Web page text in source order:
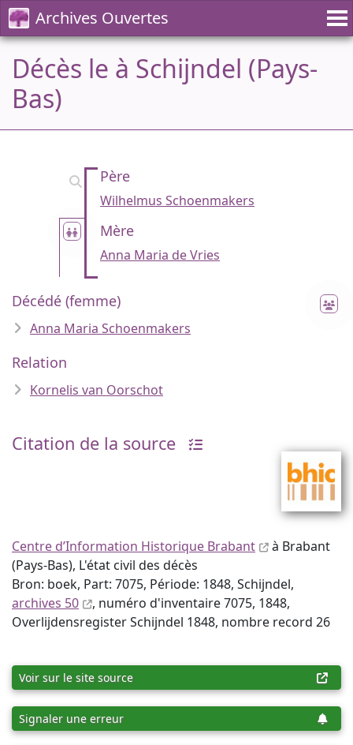
Archives Ouvertes
Décès le à Schijndel (Pays-
Bas)
Père
Wilhelmus Schoenmakers
Mère
Anna Maria de Vries
Décédé (femme)
Anna Maria Schoenmakers
Relation
Kornelis van Oorschot
Citation de la source
Centre d’Information Historique Brabant
à Brabant
(Pays-Bas), L'état civil des décès
Bron: boek, Part: 7075, Période: 1848, Schijndel,
archives 50
, numéro d'inventaire 7075, 1848,
Overlijdensregister Schijndel 1848, nombre record 26
Voir sur le site source
Signaler une erreur